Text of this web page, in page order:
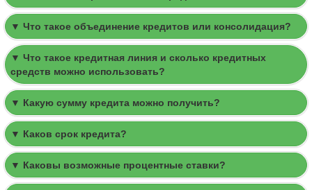
▼ Что такое объединение кредитов или консолидация?
▼ Что такое кредитная линия и сколько кредитных
средств можно использовать?
▼ Какую сумму кредита можно получить?
▼ Каков срок кредита?
▼ Каковы возможные процентные ставки?